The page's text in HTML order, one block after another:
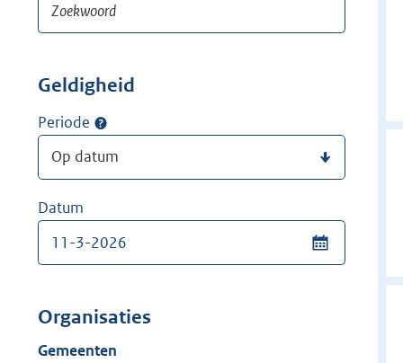
Geldigheid
Periode
Datum
Organisaties
Gemeenten